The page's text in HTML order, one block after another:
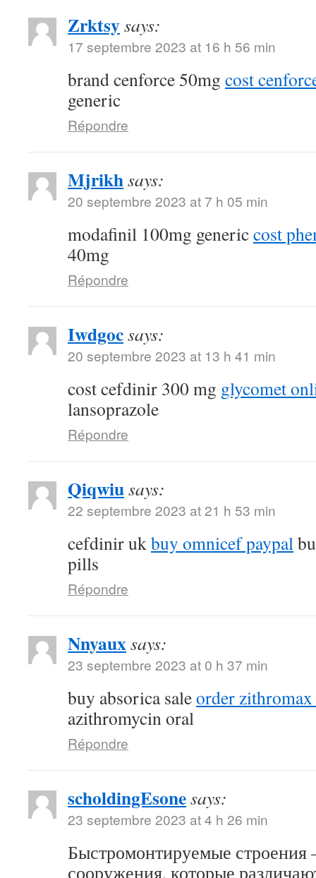
Zrktsysays:
17 septembre 2023 at 16 h 56 min
brand cenforce 50mg cost
generic
Répondre
Mjrikhsays:
20 septembre 2023 at 7 h 05 min
modafinil 100mg genericcost
40mg
Répondre
Iwdgocsays:
20 septembre 2023 at 13 h 41 min
cost cefdinir 300 mg glycomet
lansoprazole
Répondre
Qiqwiusays:
22 septembre 2023 at 21 h 53 min
cefdinir ukbuy omnicef paypal
pills
Répondre
Nnyauxsays:
23 septembre 2023 at 0 h 37 min
buy absorica saleorder
azithromycin oral
Répondre
scholdingEsonesays:
23 septembre 2023 at 4 h 26 min
Быстромонтируемые строения
сооружения, которые